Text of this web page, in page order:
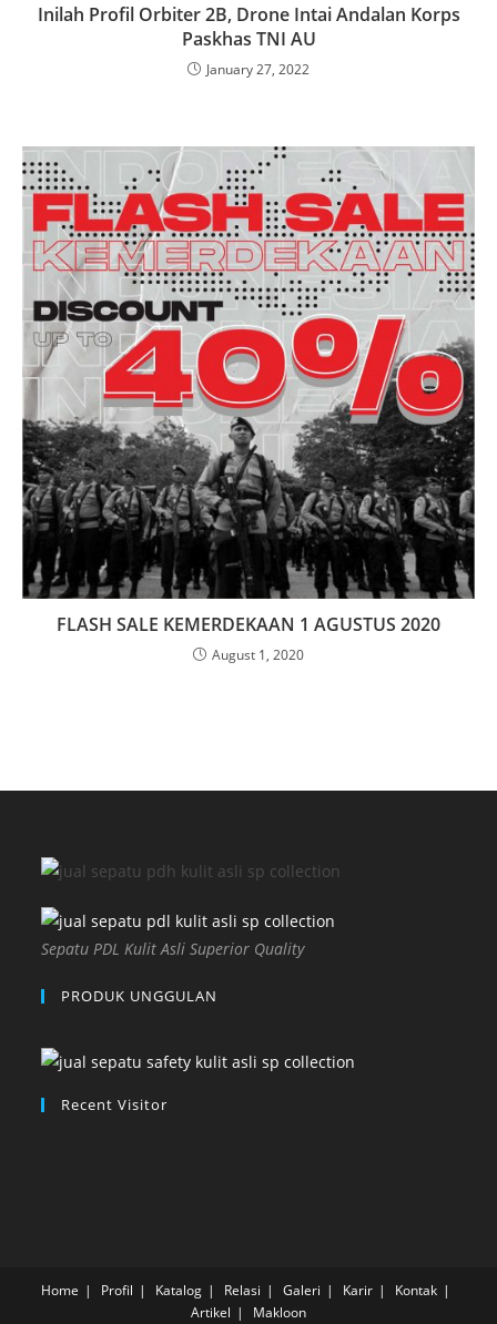
Inilah Profil Orbiter 2B, Drone Intai Andalan Korps
Paskhas TNI AU
January 27, 2022
FLASH SALE KEMERDEKAAN 1 AGUSTUS 2020
August 1, 2020
Sepatu PDL Kulit Asli Superior Quality
PRODUK UNGGULAN
Recent Visitor
Home Profil Katalog Relasi Galeri Karir
Kontak
Artikel
Makloon